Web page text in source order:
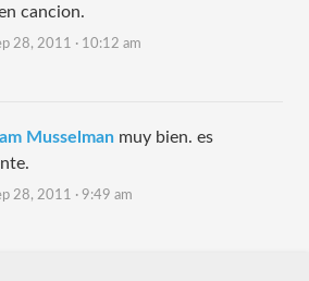
cancion.
28, 2011 · 10:12 am
Musselman muy bien. es
28, 2011 · 9:49 am